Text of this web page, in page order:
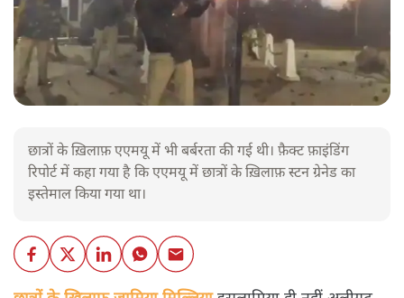
छात्रों के ख़िलाफ़ एएमयू में भी बर्बरता की गई थी। फ़ैक्ट फ़ाइंडिंग
रिपोर्ट में कहा गया है कि एएमयू में छात्रों के ख़िलाफ़ स्टन ग्रेनेड का
इस्तेमाल किया गया था।